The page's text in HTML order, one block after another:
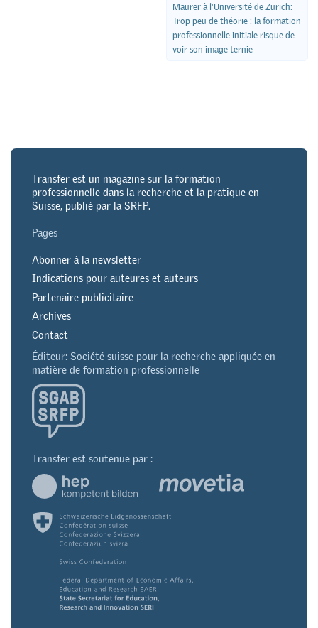
Maurer à l'Université de Zurich:
Trop peu de théorie : la formation
professionnelle initiale risque de
voir son image ternie
Transfer est un magazine sur la formation
professionnelle dans la recherche et la pratique en
Suisse, publié par la SRFP.
Pages
Abonner à la newsletter
Indications pour auteures et auteurs
Partenaire publicitaire
Archives
Contact
Éditeur: Société suisse pour la recherche appliquée en
matière de formation professionnelle
Transfer est soutenue par :